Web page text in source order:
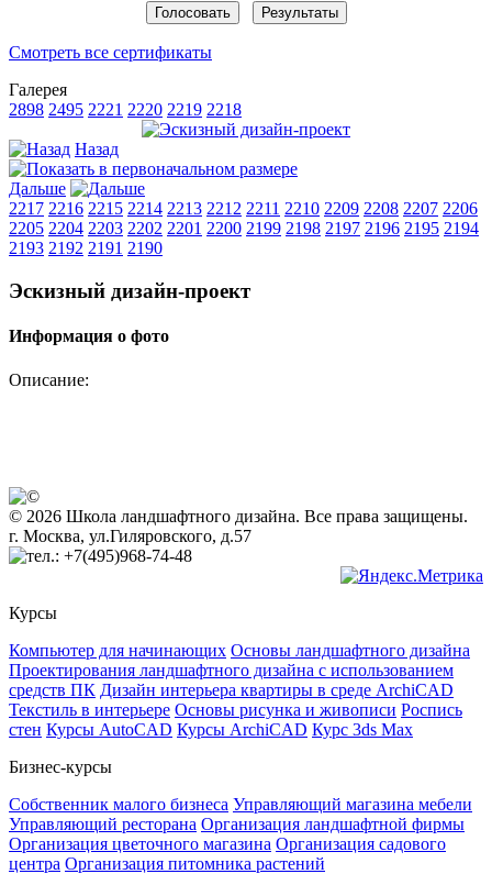
Смотреть все сертификаты
Галерея
2898 2495 2221 2220 2219 2218
Назад
Дальше
2217 2216 2215 2214 2213 2212 2211 2210 2209 2208 2207 2206
2205 2204 2203 2202 2201 2200 2199 2198 2197 2196 2195 2194
2193 2192 2191 2190
Эскизный дизайн-проект
Информация о фото
Описание:
© 2026 Школа ландшафтного дизайна. Все права защищены.
г. Москва, ул.Гиляровского, д.57
+7(495)968-74-48
Курсы
Компьютер для начинающих Основы ландшафтного дизайна
Проектирования ландшафтного дизайна с использованием
средств ПК Дизайн интерьера квартиры в среде ArchiCAD
Текстиль в интерьере Основы рисунка и живописи Роспись
стен Курсы AutoCAD Курсы ArchiCAD Курс 3ds Max
Бизнес-курсы
Собственник малого бизнеса Управляющий магазина мебели
Управляющий ресторана Организация ландшафтной фирмы
Организация цветочного магазина Организация садового
центра Организация питомника растений